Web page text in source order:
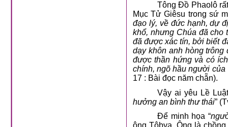
Tông Đồ Phaolô
Mục Tử Giêsu trong sứ
đạo lý, về đức hạnh, dự
khổ, nhưng Chúa đã cho
đã được xác tín, bởi biết
dạy khôn anh hòng
được thần hứng và có
chính, ngõ hầu người
17 : Bài đọc năm chẵn).
Vậy ai yêu Lề
hưởng an bình thư thái”
Để minh họa “